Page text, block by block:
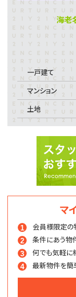
海老
一戸建て
マンション
土地
マ
会員様限定
条件にあう物
何でも気軽に
最新物件を簡